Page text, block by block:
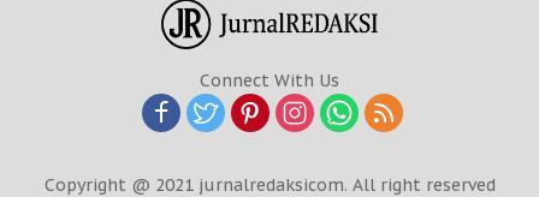
Connect With Us
Copyright @ 2021 jurnalredaksicom. All right reserved